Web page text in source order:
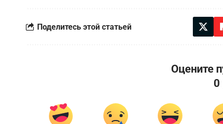
Поделитесь этой статьей
Оцените
0